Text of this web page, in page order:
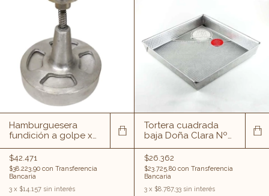
Hamburguesera
fundición a golpe x
$42.471
$38.223,90 con Transferencia
Bancaria
3 x $14.157 sin interés
Tortera cuadrada
baja Doña Clara Nº
$26.362
$23.725,80 con Transferencia
Bancaria
3 x $8.787,33 sin interés